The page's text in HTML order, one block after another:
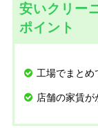
安いクリー
ポイント
工場でまと
店舗の家賃